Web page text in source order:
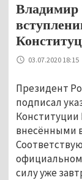
Владимир
03.07.2020 18:15
Президент
подписал
Конституции
внесёнными
официальном
силу уже